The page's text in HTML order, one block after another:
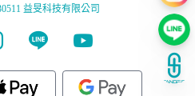
益旻科技有限公司
page
Instagram page
Line pageYoutube page